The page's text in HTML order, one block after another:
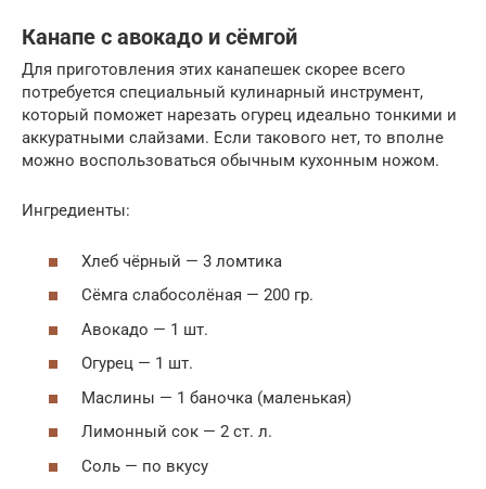
Канапе с авокадо и сёмгой
Для приготовления этих канапешек скорее всего
потребуется специальный кулинарный инструмент,
который поможет нарезать огурец идеально тонкими и
аккуратными слайзами. Если такового нет, то вполне
можно воспользоваться обычным кухонным ножом.
Ингредиенты:
Хлеб чёрный — 3 ломтика
Сёмга слабосолёная — 200 гр.
Авокадо — 1 шт.
Огурец — 1 шт.
Маслины — 1 баночка (маленькая)
Лимонный сок — 2 ст. л.
Соль — по вкусу